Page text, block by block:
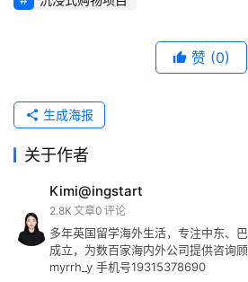
赞 (0)
生成海报
关于作者
Kimi@ingstart
2.8K 文章0 评论
多年英国留学海外生活，专注中东、
成立，为数百家海内外公司提供咨询
myrrh_y 手机号19315378690